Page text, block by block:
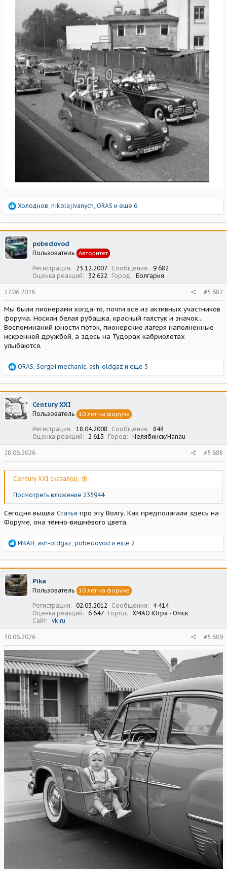
Р
а
к
ц
и
и
Холоднов nikolajivanych ORAS и еще 6
pobedovod
Пользователь Авторитет
Регистрация 23.12.2007 Сообщения
9 682
Оценка реакций
32 622 Город Болгария
27.06.2026 #5 687
Мы были пионерами когда-то, почти все из активных участников
форума. Носили белая рубашка, красный галстук и значок...
Воспоминаний юности поток, пионерские лагеря наполненные
искренней дружбой, а здесь на Тудорах кабриолетах
улыбаются.
Р
а
к
ц
и
и
ORAS Sergei mechanic ash-oldgaz и еще 5
Century XXI
Пользователь 10 лет на форуме
Регистрация 18.04.2008 Сообщения
843
Оценка реакций
2 613 Город Челябинск/Hanau
28.06.2026 #5 688
Century XXI сказал(а):
Посмотреть вложение 235944
Сегодня вышла Статья про эту Волгу. Как предполагали здесь на
Форуме, она тёмно-вишнёвого цвета.
Р
а
к
ц
и
и
ИВАН, ash-oldgaz, pobedovod и еще 2
Pika
Пользователь 10 лет на форуме
Регистрация 02.03.2012 Сообщения
4 414
Оценка реакций
6 647 Город
ХМАО Югра - Омск
Сайт
vk.ru
30.06.2026 #5 689